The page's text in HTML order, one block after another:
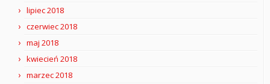
lipiec 2018
czerwiec 2018
maj 2018
kwiecień 2018
marzec 2018